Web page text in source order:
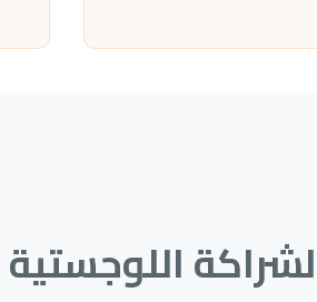
اللوجستية